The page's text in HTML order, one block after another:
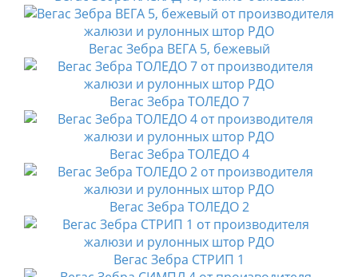
Вегас Зебра ВЕГА 5, бежевый
Вегас Зебра ТОЛЕДО 7
Вегас Зебра ТОЛЕДО 4
Вегас Зебра ТОЛЕДО 2
Вегас Зебра СТРИП 1